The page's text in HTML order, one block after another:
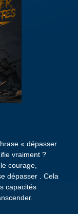
« dépasser
vraiment ?
courage,
dépasser . Cela
capacités